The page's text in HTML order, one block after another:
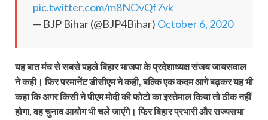
pic.twitter.com/m8NOvQf7vk
— BJP Bihar (@BJP4Bihar) October 6, 2020
यह बात मंच से सबसे पहले बिहार भाजपा के प्रदेशाध्यक्ष संजय जायसवाल
ने कही। फिर परमानेंट डीसीएम ने कही, बल्कि एक कदम आगे बढ़कर यह भी
कहा कि अगर किसी ने पीएम मोदी की फोटो का इस्तेमाल किया तो ठीक नहीं
होगा, वह चुनाव आयोग भी चले जाएंगे। फिर बिहार प्रभारी और राज्यसभा